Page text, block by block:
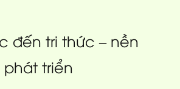
đến tri thức – nền
triển